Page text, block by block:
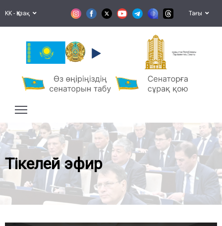
KK - Қазақ Тағы
Қазақстан Республикасы
Парламентінің Сенаты
Тікелей эфир